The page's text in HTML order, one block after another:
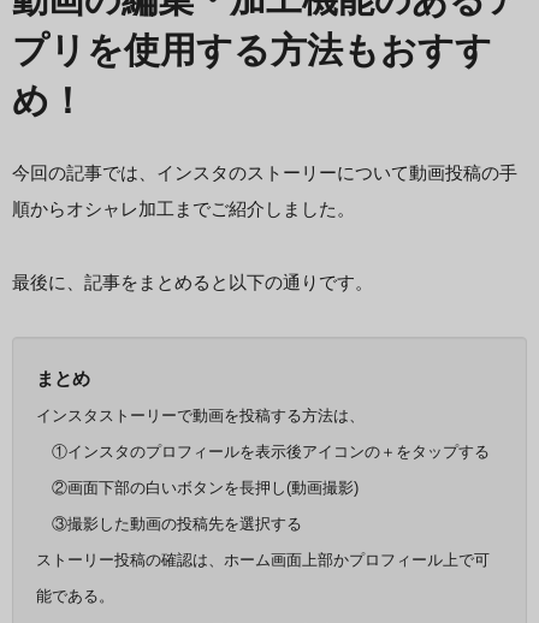
プリを使用する方法もおすす
め！
今回の記事では、インスタのストーリーについて動画投稿の手
順からオシャレ加工までご紹介しました。
最後に、記事をまとめると以下の通りです。
まとめ
インスタストーリーで動画を投稿する方法は、
①インスタのプロフィールを表示後アイコンの＋をタップする
②画面下部の白いボタンを長押し(動画撮影)
③撮影した動画の投稿先を選択する
ストーリー投稿の確認は、 ホーム画面上部かプロフィール上で可
能である。